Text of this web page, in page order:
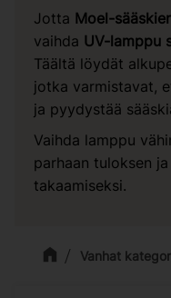
Vanhat
Jotta Moel-
vaihda UV-lamppu
Täältä löydät
jotka varmistavat,
ja pyydystää
Vaihda lamppu
parhaan tuloksen
takaamiseksi.